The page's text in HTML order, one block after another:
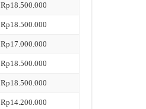
Rp18.500.000
Rp18.500.000
Rp17.000.000
Rp18.500.000
Rp18.500.000
Rp14.200.000